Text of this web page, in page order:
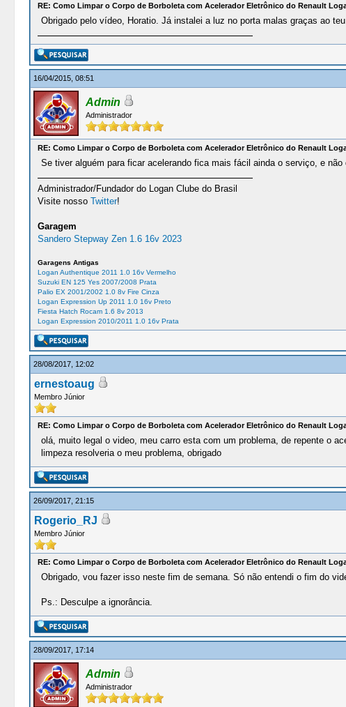
RE: Como Limpar o Corpo de Borboleta com Acelerador Eletrônico do Renault
Obrigado pelo vídeo, Horatio. Já instalei a luz no porta malas graças ao
16/04/2015, 08:51
Admin
Administrador
RE: Como Limpar o Corpo de Borboleta com Acelerador Eletrônico do Renault
Se tiver alguém para ficar acelerando fica mais fácil ainda o serviço, e
Administrador/Fundador do Logan Clube do Brasil
Visite nosso Twitter!
Garagem
Sandero Stepway Zen 1.6 16v 2023
Garagens Antigas
Logan Authentique 2011 1.0 16v Vermelho
Suzuki EN 125 Yes 2007/2008 Prata
Palio EX 2001/2002 1.0 8v Fire Cinza
Logan Expression Up 2011 1.0 16v Preto
Fiesta Hatch Rocam 1.6 8v 2013
Logan Expression 2010/2011 1.0 16v Prata
28/08/2017, 12:02
ernestoaug
Membro Júnior
RE: Como Limpar o Corpo de Borboleta com Acelerador Eletrônico do Renault
olá, muito legal o video, meu carro esta com um problema, de repente o
limpeza resolveria o meu problema, obrigado
26/09/2017, 21:15
Rogerio_RJ
Membro Júnior
RE: Como Limpar o Corpo de Borboleta com Acelerador Eletrônico do Renault
Obrigado, vou fazer isso neste fim de semana. Só não entendi o fim do
Ps.: Desculpe a ignorância.
28/09/2017, 17:14
Admin
Administrador